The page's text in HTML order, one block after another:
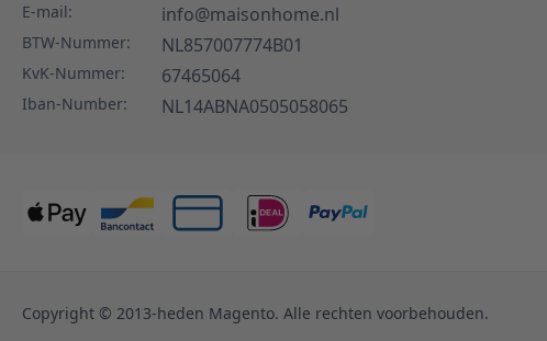
E-mail: info@maisonhome.nl
BTW-Nummer: NL857007774B01
KvK-Nummer: 67465064
Iban-Number: NL14ABNA0505058065
Copyright © 2013-heden Magento. Alle rechten voorbehouden.